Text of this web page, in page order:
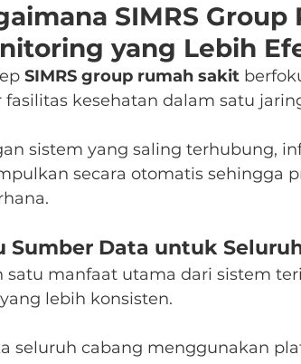
SIMRS
yang Lebih
SIMRS group rumah sakit
fasilitas kesehatan dalam satu
sistem yang saling terhubung,
secara otomatis sehingga
Sumber Data untuk
satu manfaat utama dari sistem
lebih konsisten.
seluruh cabang menggunakan